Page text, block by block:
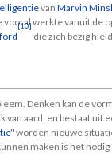
van Marvin
vooral werkte vanuit de
[10]
die zich bezig
Denken kan de
aard, en bestaat uit
" worden nieuwe
maken is het